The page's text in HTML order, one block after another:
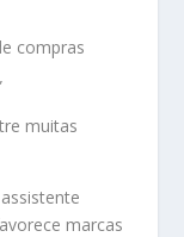
compras
muitas
marcas